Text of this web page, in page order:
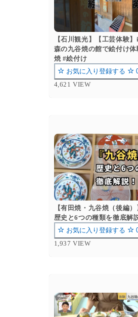
【石川観光】【工芸体験
森の九谷焼の館で絵付け体
焼 #絵付け
お気に入り登録する
4,621 VIEW
【有田焼・九谷焼（後編
歴史と6つの種類を徹底解
お気に入り登録する
1,937 VIEW